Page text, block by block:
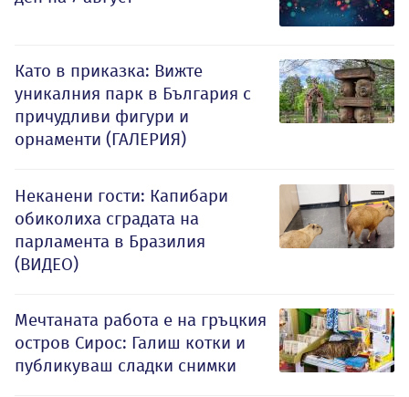
Като в приказка: Вижте
уникалния парк в България с
причудливи фигури и
орнаменти (ГАЛЕРИЯ)
Неканени гости: Капибари
обиколиха сградата на
парламента в Бразилия
(ВИДЕО)
Мечтаната работа е на гръцкия
остров Сирос: Галиш котки и
публикуваш сладки снимки